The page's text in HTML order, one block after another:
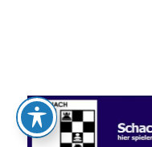
Schachclub